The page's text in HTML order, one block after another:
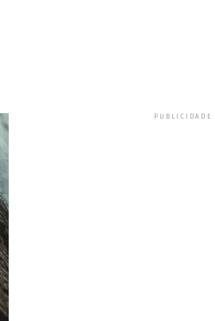
PUBLICIDADE